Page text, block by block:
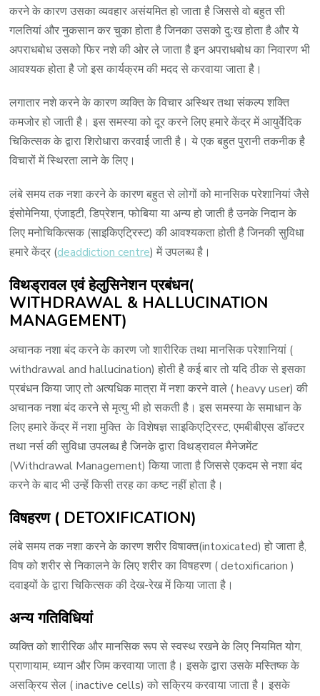
करने के कारण उसका व्यवहार असंयमित हो जाता है जिससे वो बहुत सी
गलतियां और नुकसान कर चुका होता है जिनका उसको दुःख होता है और ये
अपराधबोध उसको फिर नशे की ओर ले जाता है इन अपराधबोध का निवारण भी
आवश्यक होता है जो इस कार्यक्रम की मदद से करवाया जाता है।
लगातार नशे करने के कारण व्यक्ति के विचार अस्थिर तथा संकल्प शक्ति
कमजोर हो जाती है। इस समस्या को दूर करने लिए हमारे केंद्र में आयुर्वेदिक
चिकित्सक के द्वारा शिरोधारा करवाई जाती है। ये एक बहुत पुरानी तकनीक है
विचारों में स्थिरता लाने के लिए।
लंबे समय तक नशा करने के कारण बहुत से लोगों को मानसिक परेशानियां जैसे
इंसोमेनिया, एंजाइटी, डिप्रेशन, फोबिया या अन्य हो जाती है उनके निदान के
लिए मनोचिकित्सक (साइकिएट्रिस्ट) की आवश्यकता होती है जिनकी सुविधा
हमारे केंद्र (deaddiction centre) में उपलब्ध है।
विथड्रावल एवं हेलुसिनेशन प्रबंधन(
WITHDRAWAL & HALLUCINATION
MANAGEMENT)
अचानक नशा बंद करने के कारण जो शारीरिक तथा मानसिक परेशानियां (
withdrawal and hallucination) होती है कई बार तो यदि ठीक से इसका
प्रबंधन किया जाए तो अत्यधिक मात्रा में नशा करने वाले ( heavy user) की
अचानक नशा बंद करने से मृत्यु भी हो सकती है। इस समस्या के समाधान के
लिए हमारे केंद्र में नशा मुक्ति के विशेषज्ञ साइकिएट्रिस्ट, एमबीबीएस डॉक्टर
तथा नर्स की सुविधा उपलब्ध है जिनके द्वारा विथड्रावल मैनेजमेंट
(Withdrawal Management) किया जाता है जिससे एकदम से नशा बंद
करने के बाद भी उन्हें किसी तरह का कष्ट नहीं होता है।
विषहरण ( DETOXIFICATION)
लंबे समय तक नशा करने के कारण शरीर विषाक्त(intoxicated) हो जाता है,
विष को शरीर से निकालने के लिए शरीर का विषहरण ( detoxificarion )
दवाइयों के द्वारा चिकित्सक की देख-रेख में किया जाता है।
अन्य गतिविधियां
व्यक्ति को शारीरिक और मानसिक रूप से स्वस्थ रखने के लिए नियमित योग,
प्राणायाम, ध्यान और जिम करवाया जाता है। इसके द्वारा उसके मस्तिष्क के
असक्रिय सेल ( inactive cells) को सक्रिय करवाया जाता है। इसके